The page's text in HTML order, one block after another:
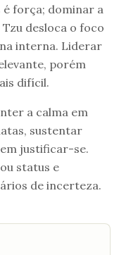
força; dominar a
desloca o foco
interna. Liderar
porém
difícil.
a calma em
sustentar
justificar-se.
status e
de incerteza.